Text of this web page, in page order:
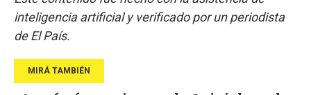
inteligencia artificial y verificado por un periodista
de El País.